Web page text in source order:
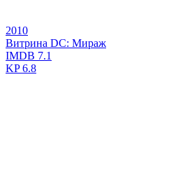
2010
Витрина DC: Мираж
IMDB 7.1
KP6.8